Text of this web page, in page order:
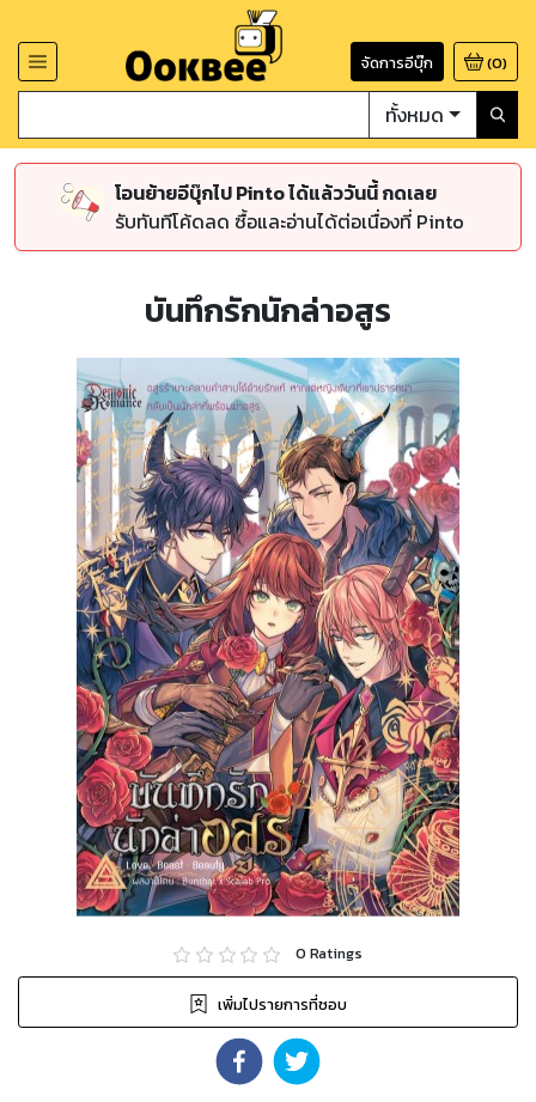
จัดการอีบุ๊ก (0)
ทั้งหมด
โอนย้ายอีบุ๊กไป Pinto ได้แล้ววันนี้ กดเลย
รับทันทีโค้ดลด ซื้อและอ่านได้ต่อเนื่องที่ Pinto
บันทึกรักนักล่าอสูร
0 Ratings
เพิ่มไปรายการที่ชอบ